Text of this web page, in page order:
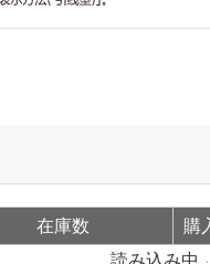
在庫数
購
読み込み中